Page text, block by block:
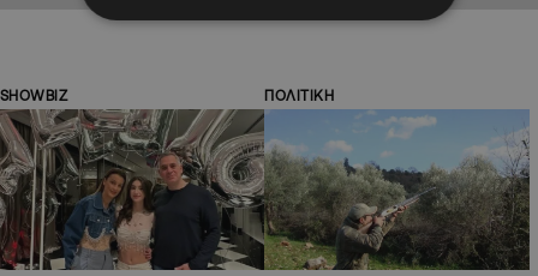
SHOWBIZ ΠΟΛΙΤΙΚΗ